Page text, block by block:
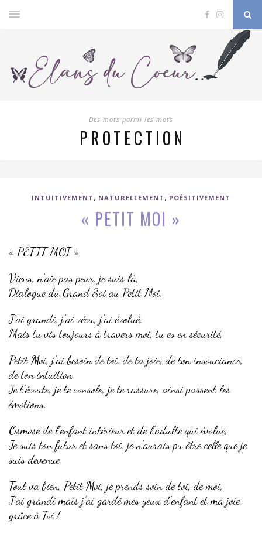
Des mots parmi les mots
PROTECTION
INTUITIVEMENT , NATURELLEMENT , POÉSITIVEMENT
« PETIT MOI »
« PETIT MOI »
Viens, n’aie pas peur, je suis là,
Dialogue du Grand Soi au Petit Moi,
J’ai grandi, j’ai vécu, j’ai évolué,
Mais tu vis toujours à travers moi, tu es en sécurité,
Petit Moi, j’ai besoin de toi, de ta joie, de ton insouciance,
de ton intuition,
Je t’écoute, je te console, je te rassure, ainsi passent les
émotions,
Osmose de l’enfant intérieur et de l’adulte qui évolue,
Je suis ton futur et sans toi, je n’aurais pu être celle que je
suis devenue,
Tout va bien, Petit Moi, je prends soin de toi, de moi,
J’ai grandi mais j’ai gardé mes yeux d’enfant et ma joie,
grâce à Toi !